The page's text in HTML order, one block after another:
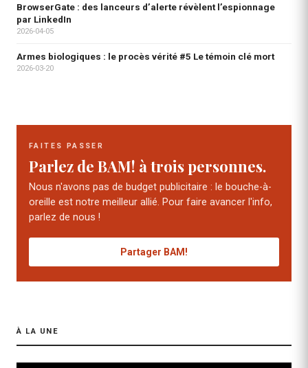
BrowserGate : des lanceurs d’alerte révèlent l’espionnage
par LinkedIn
2026-04-05
Armes biologiques : le procès vérité #5 Le témoin clé mort
2026-03-20
FAITES PASSER
Parlez de BAM! à trois personnes.
Nous n'avons pas de budget publicitaire : le bouche-à-
oreille est notre meilleur allié. Pour faire avancer l'info,
parlez de nous !
Partager BAM!
À LA UNE